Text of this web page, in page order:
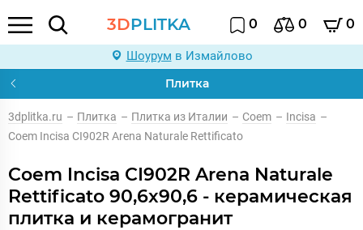
3DPLITKA 0 0 0
Шоурум в Измайлово
Плитка
3dplitka.ru – Плитка – Плитка из Италии – Coem – Incisa –
Coem Incisa CI902R Arena Naturale Rettificato
Coem Incisa CI902R Arena Naturale
Rettificato 90,6x90,6 - керамическая
плитка и керамогранит